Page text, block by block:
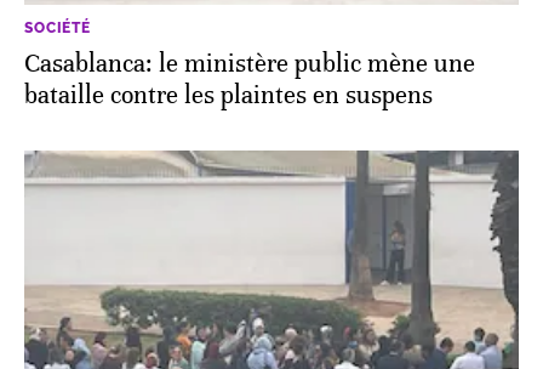
SOCIÉTÉ
Casablanca: le ministère public mène une
bataille contre les plaintes en suspens